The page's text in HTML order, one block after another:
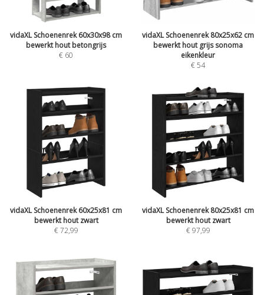
vidaXL Schoenenrek 60x30x98 cm
bewerkt hout betongrijs
€ 60
vidaXL Schoenenrek 80x25x62 cm
bewerkt hout grijs sonoma
eikenkleur
€54
vidaXL Schoenenrek 60x25x81 cm
bewerkt hout zwart
€72,99
vidaXL Schoenenrek 80x25x81 cm
bewerkt hout zwart
€97,99